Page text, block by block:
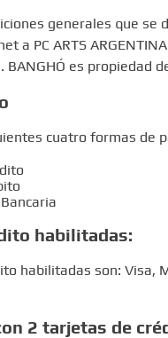
generales que se
a PC ARTS
es propiedad
cuatro formas de
habilitadas:
habilitadas son: Visa,
2 tarjetas de